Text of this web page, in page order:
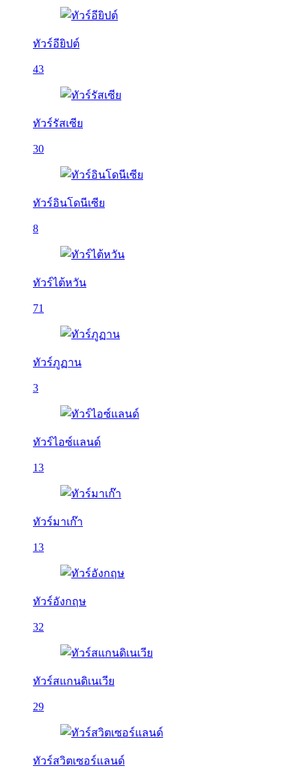
ทัวร์อียิปต์
43
ทัวร์รัสเซีย
30
ทัวร์อินโดนีเซีย
8
ทัวร์ไต้หวัน
71
ทัวร์ภูฏาน
3
ทัวร์ไอซ์แลนด์
13
ทัวร์มาเก๊า
13
ทัวร์อังกฤษ
32
ทัวร์สแกนดิเนเวีย
29
ทัวร์สวิตเซอร์แลนด์